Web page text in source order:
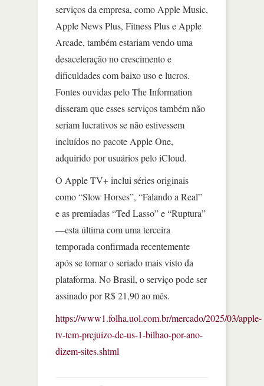
serviços da empresa, como Apple Music,
Apple News Plus, Fitness Plus e Apple
Arcade, também estariam vendo uma
desaceleração no crescimento e
dificuldades com baixo uso e lucros.
Fontes ouvidas pelo The Information
disseram que esses serviços também não
seriam lucrativos se não estivessem
incluídos no pacote Apple One,
adquirido por usuários pelo iCloud.
O Apple TV+ inclui séries originais
como “Slow Horses”, “Falando a Real”
e as premiadas “Ted Lasso” e “Ruptura”
—esta última com uma terceira
temporada confirmada recentemente
após se tornar o seriado mais visto da
plataforma. No Brasil, o serviço pode ser
assinado por R$ 21,90 ao mês.
https://www1.folha.uol.com.br/mercado/2025/03/apple-
tv-tem-prejuizo-de-us-1-bilhao-por-ano-
dizem-sites.shtml